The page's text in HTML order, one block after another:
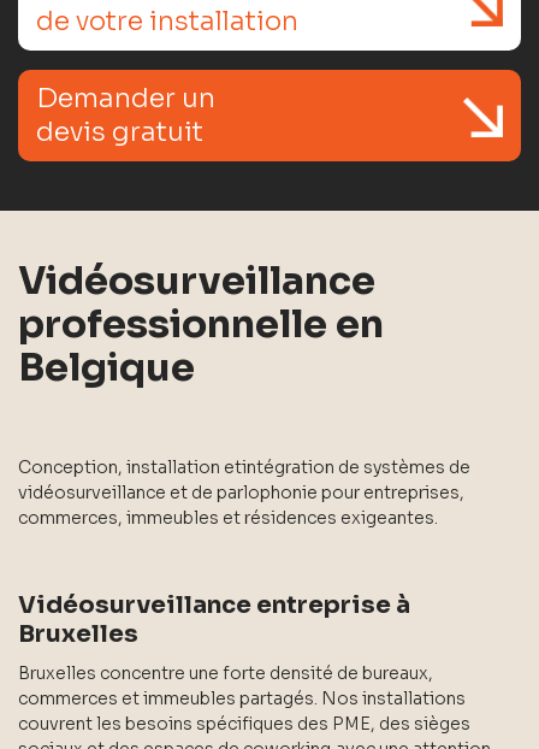
de votre installation
Demander un
devis gratuit
Vidéosurveillance
professionnelle en
Belgique
Conception, installation etintégration de systèmes de
vidéosurveillance et de parlophonie pour entreprises,
commerces, immeubles et résidences exigeantes.
Vidéosurveillance entreprise à
Bruxelles
Bruxelles concentre une forte densité de bureaux,
commerces et immeubles partagés. Nos installations
couvrent les besoins spécifiques des PME, des sièges